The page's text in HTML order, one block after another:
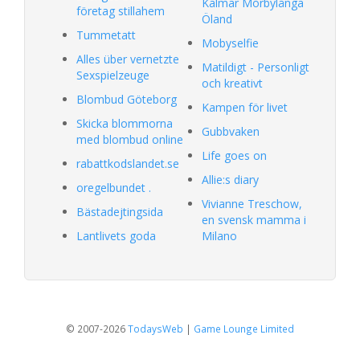
företag stillahem
Tummetatt
Alles über vernetzte
Sexspielzeuge
Blombud Göteborg
Skicka blommorna
med blombud online
rabattkodslandet.se
oregelbundet .
Bästadejtingsida
Lantlivets goda
Öland
Mobyselfie
Matildigt - Personligt
och kreativt
Kampen för livet
Gubbvaken
Life goes on
Allie:s diary
Vivianne Treschow,
en svensk mamma i
Milano
© 2007-2026TodaysWeb | Game Lounge Limited